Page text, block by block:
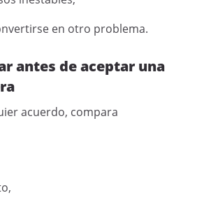
en otro problema.
antes de aceptar una
acuerdo, compara